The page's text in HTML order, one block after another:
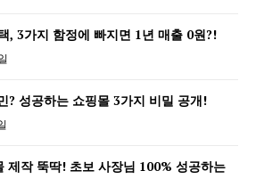
, 3가지 함정에 빠지면 1년 매출 0원?!
? 성공하는 쇼핑몰 3가지 비밀 공개!
제작 뚝딱! 초보 사장님 100% 성공하는